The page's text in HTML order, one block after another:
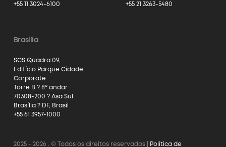
+55 11 3024-6100
+55 21 3263-5480
Brasília
SCS Quadra 09,
Edifício Parque Cidade
Corporate
Torre B ? 8º andar
70308-200 ? Asa Sul
Brasília ? DF, Brasil
+55 61 3957-1000
2025 - 2026 . © Todos os direitos reservados | Política de